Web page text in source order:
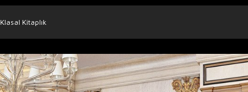
Klasal Kitaplık